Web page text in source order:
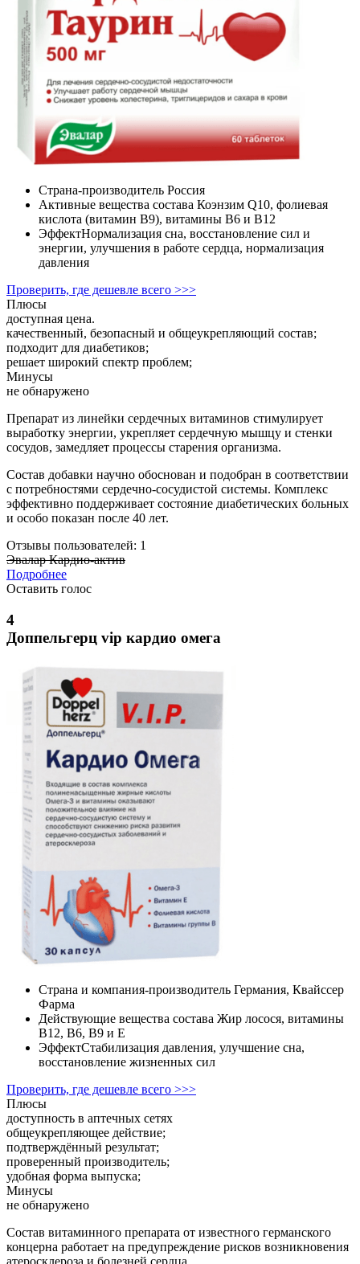
Страна-производитель Россия
Активные вещества состава Коэнзим Q10, фолиевая
кислота (витамин B9), витамины B6 и B12
ЭффектНормализация сна, восстановление сил и
энергии, улучшения в работе сердца, нормализация
давления
Проверить, где дешевле всего >>>
Плюсы
доступная цена.
качественный, безопасный и общеукрепляющий состав;
подходит для диабетиков;
решает широкий спектр проблем;
Минусы
не обнаружено
Препарат из линейки сердечных витаминов стимулирует
выработку энергии, укрепляет сердечную мышцу и стенки
сосудов, замедляет процессы старения организма.
Состав добавки научно обоснован и подобран в соответствии
с потребностями сердечно-сосудистой системы. Комплекс
эффективно поддерживает состояние диабетических больных
и особо показан после 40 лет.
Отзывы пользователей: 1
Эвалар Кардио-актив
Подробнее
Оставить голос
4
Доппельгерц vip кардио омега
Страна и компания-производитель Германия, Квайссер
Фарма
Действующие вещества состава Жир лосося, витамины
B12, B6, B9 и E
ЭффектСтабилизация давления, улучшение сна,
восстановление жизненных сил
Проверить, где дешевле всего >>>
Плюсы
доступность в аптечных сетях
общеукрепляющее действие;
подтверждённый результат;
проверенный производитель;
удобная форма выпуска;
Минусы
не обнаружено
Состав витаминного препарата от известного германского
концерна работает на предупреждение рисков возникновения